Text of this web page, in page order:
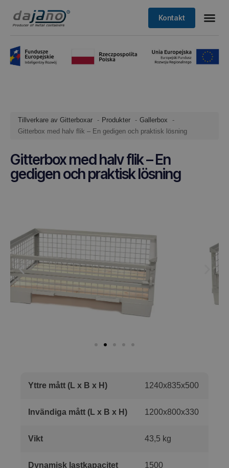
Kontakt
Tillverkare av Gitterboxar Produkter
Gallerbox
Gitterbox med halv flik – En gedigen och praktisk lösning
Gitterbox med halv flik – En
gedigen och praktisk lösning
Yttre mått (L x B x H) 1240x835x500
Invändiga mått (L x B x H) 1200x800x330
Vikt 43,5 kg
Dynamisk lastkapacitet 1500